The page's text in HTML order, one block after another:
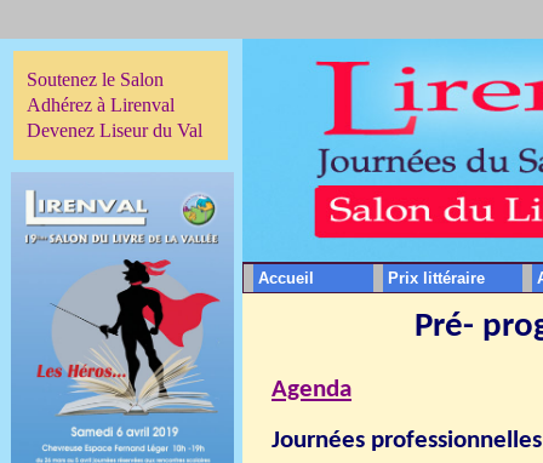
Pré-
Agenda
Journées professionnelles
Accueil Prix littéraire
Soutenez le Salon
Adhérez à Lirenval
Devenez Liseur du Val